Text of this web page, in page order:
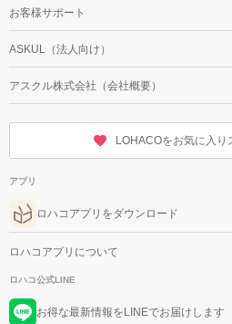
お客様サポート
ASKUL（法人向け）
アスクル株式会社（会社概要）
LOHACOをお気に入り
アプリ
ロハコアプリをダウンロード
ロハコアプリについて
ロハコ公式LINE
お得な最新情報をLINEでお届けします